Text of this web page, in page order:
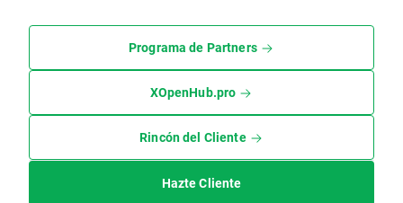
Programa de Partners
XOpenHub.pro
Rincón del Cliente
Hazte Cliente